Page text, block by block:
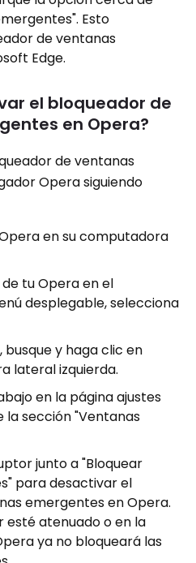
Esto
de ventanas
Edge.
el bloqueador de
en Opera?
de ventanas
Opera siguiendo
en su computadora
tu Opera en el
desplegable, selecciona
busque y haga clic en
lateral izquierda.
en la página ajustes
la sección "Ventanas
junto a "Bloquear
para desactivar el
emergentes en Opera.
atenuado o en la
ya no bloqueará las